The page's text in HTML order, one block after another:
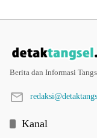
Berita dan Informasi
Kanal